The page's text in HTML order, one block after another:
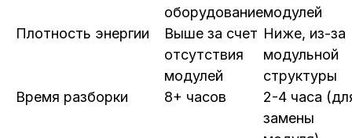
оборудованиемодулей
Плотность энергии
Выше за счет
отсутствия
модулей
Ниже, из-за
модульной
структуры
Время разборки
8+ часов
2-4 часа
замены